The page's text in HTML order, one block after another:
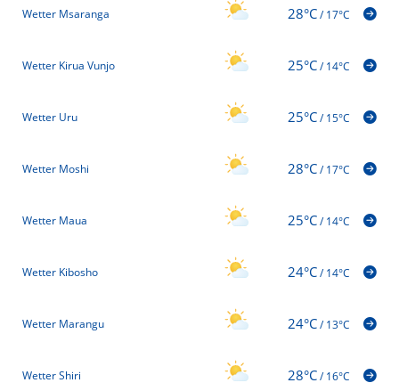
Wetter Msaranga 28°C/17°C
Wetter Kirua Vunjo 25°C/14°C
Wetter Uru 25°C/15°C
Wetter Moshi 28°C/17°C
Wetter Maua 25°C/14°C
Wetter Kibosho 24°C/14°C
Wetter Marangu 24°C/13°C
Wetter Shiri 28°C/16°C